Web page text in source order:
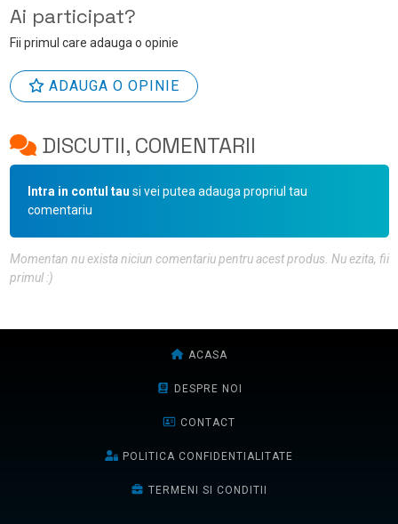
Ai participat?
Fii primul care adauga o opinie
ADAUGA O OPINIE
DISCUTII, COMENTARII
Intra in contul tau si vei putea adauga propriul tau
comentariu
Momentan nu exista niciun comentariu pentru acest produs. Nu ezita, fii
primul :)
ACASA
DESPRE NOI
CONTACT
POLITICA CONFIDENTIALITATE
TERMENI SI CONDITII